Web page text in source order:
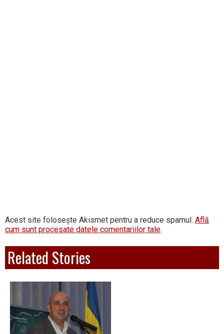
Acest site folosește Akismet pentru a reduce spamul. Află
cum sunt procesate datele comentariilor tale.
Related Stories